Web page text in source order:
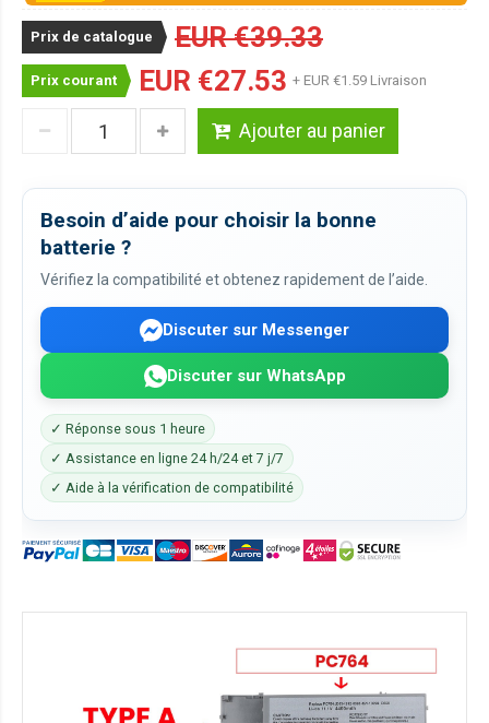
Prix de catalogue EUR €39.33
Prix courant EUR €27.53 + EUR €1.59 Livraison
Ajouter au panier
Besoin d’aide pour choisir la bonne
batterie ?
Vérifiez la compatibilité et obtenez rapidement de l’aide.
Discuter sur Messenger
Discuter sur WhatsApp
✓ Réponse sous 1 heure
✓ Assistance en ligne 24 h/24 et 7 j/7
✓ Aide à la vérification de compatibilité